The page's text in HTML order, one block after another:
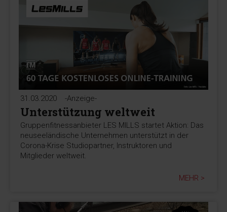
31.03.2020 -Anzeige-
Unterstützung weltweit
Gruppenfitnessanbieter LES MILLS startet Aktion: Das
neuseeländische Unternehmen unterstützt in der
Corona-Krise Studiopartner, Instruktoren und
Mitglieder weltweit.
MEHR >